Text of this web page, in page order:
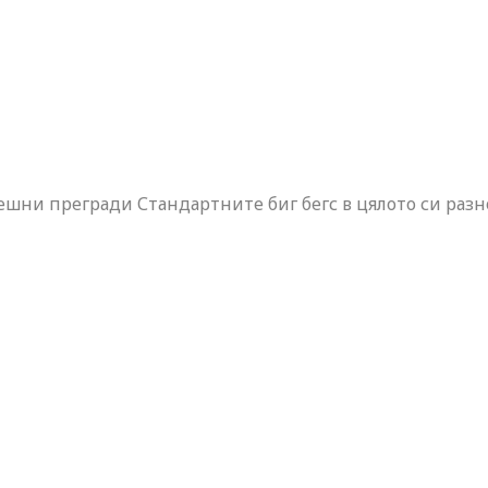
прегради Стандартните биг бегс в цялото си